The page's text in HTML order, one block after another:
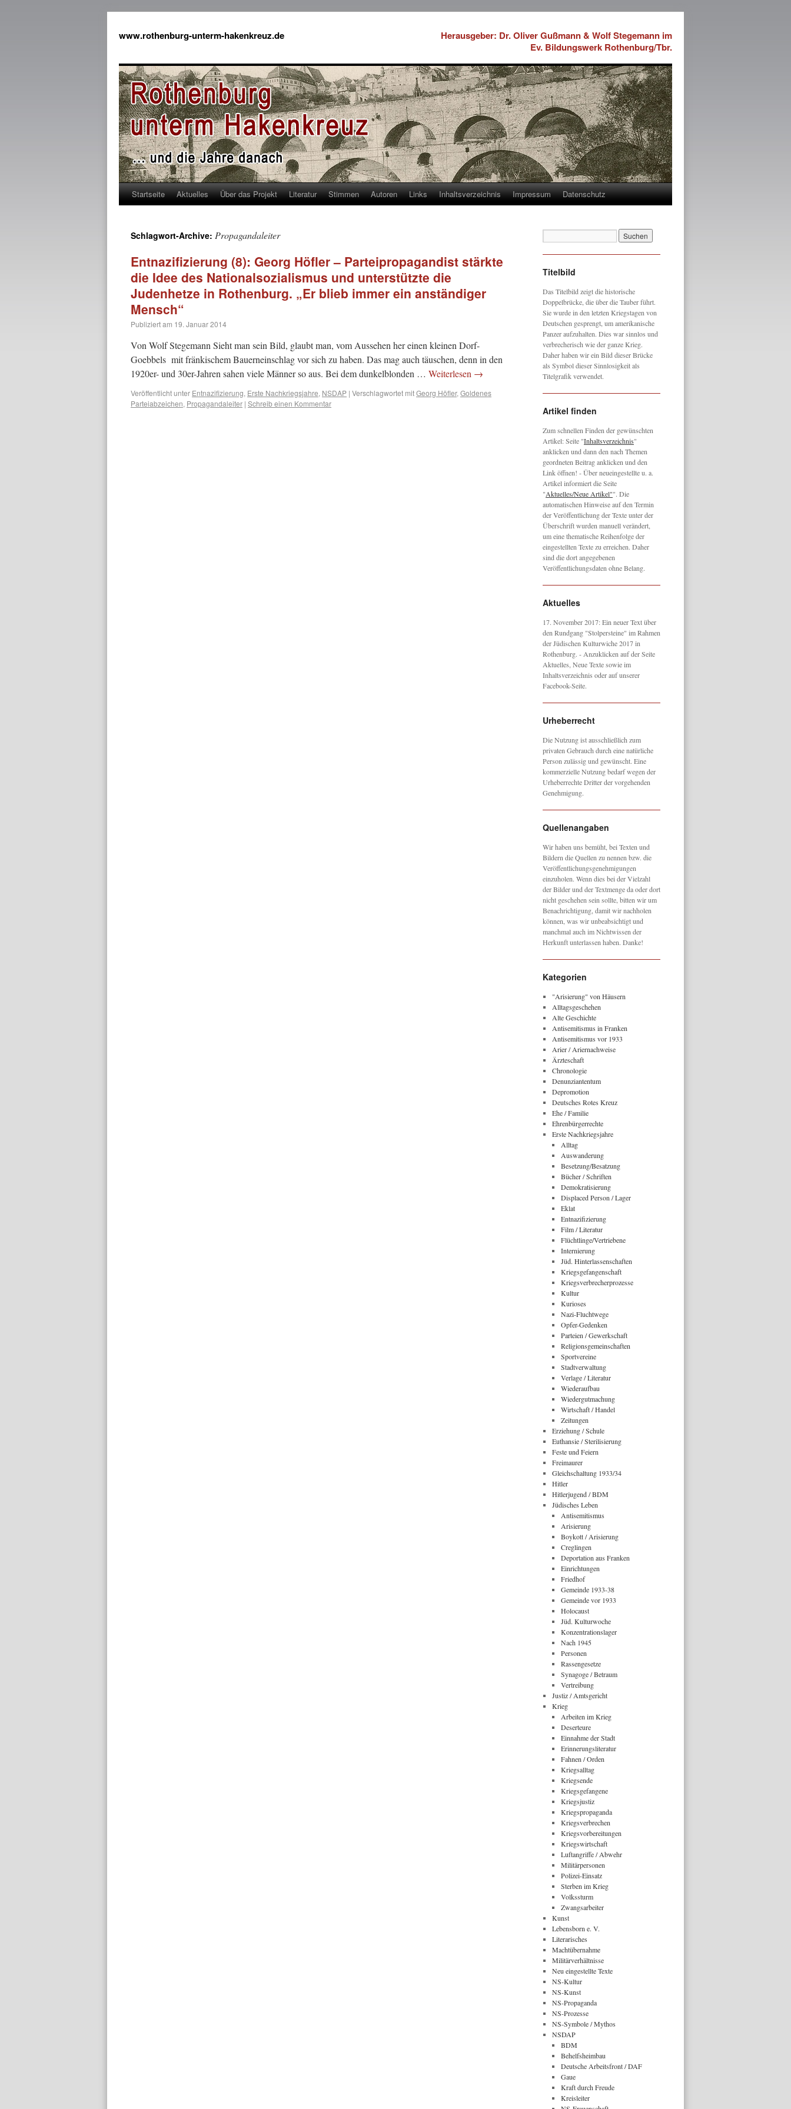
www.rothenburg-unterm-hakenkreuz.de
Herausgeber: Dr. Oliver Gußmann & Wolf Stegemann im
Ev. Bildungswerk Rothenburg/Tbr.
Startseite Aktuelles Über das Projekt Literatur Stimmen Autoren Links Inhaltsverzeichnis Impressum Datenschutz
Schlagwort-Archive: Propagandaleiter
Entnazifizierung (8): Georg Höfler – Parteipropagandist stärkte
die Idee des Nationalsozialismus und unterstützte die
Judenhetze in Rothenburg. „Er blieb immer ein anständiger
Mensch“
Publiziert am 19. Januar 2014
Von Wolf Stegemann Sieht man sein Bild, glaubt man, vom Aussehen her einen kleinen Dorf-
Goebbels mit fränkischem Bauerneinschlag vor sich zu haben. Das mag auch täuschen, denn in den
1920er- und 30er-Jahren sahen viele Männer so aus. Bei dem dunkelblonden … Weiterlesen →
Veröffentlicht unter Entnazifizierung, Erste Nachkriegsjahre, NSDAP | Verschlagwortet mitGeorg Höfler, Goldenes
Parteiabzeichen, Propagandaleiter | Schreib einen Kommentar
Titelbild
Das Titelbild zeigt die historische
Doppelbrücke, die über die Tauber führt.
Sie wurde in den letzten Kriegstagen von
Deutschen gesprengt, um amerikanische
Panzer aufzuhalten. Dies war sinnlos und
verbrecherisch wie der ganze Krieg.
Daher haben wir ein Bild dieser Brücke
als Symbol dieser Sinnlosigkeit als
Titelgrafik verwendet.
Artikel finden
Zum schnellen Finden der gewünschten
Artikel: Seite "Inhaltsverzeichnis"
anklicken und dann den nach Themen
geordneten Beitrag anklicken und den
Link öffnen! - Über neueingestellte u. a.
Artikel informiert die Seite
"Aktuelles/Neue Artikel"". Die
automatischen Hinweise auf den Termin
der Veröffentlichung der Texte unter der
Überschrift wurden manuell verändert,
um eine thematische Reihenfolge der
eingestellten Texte zu erreichen. Daher
sind die dort angegebenen
Veröffentlichungsdaten ohne Belang.
Aktuelles
17. November 2017: Ein neuer Text über
den Rundgang "Stolpersteine" im Rahmen
der Jüdischen Kulturwiche 2017 in
Rothenburg. - Anzuklicken auf der Seite
Aktuelles, Neue Texte sowie im
Inhaltsverzeichnis oder auf unserer
Facebook-Seite.
Urheberrecht
Die Nutzung ist ausschließlich zum
privaten Gebrauch durch eine natürliche
Person zulässig und gewünscht. Eine
kommerzielle Nutzung bedarf wegen der
Urheberrechte Dritter der vorgehenden
Genehmigung.
Quellenangaben
Wir haben uns bemüht, bei Texten und
Bildern die Quellen zu nennen bzw. die
Veröffentlichungsgenehmigungen
einzuholen. Wenn dies bei der Vielzahl
der Bilder und der Textmenge da oder dort
nicht geschehen sein sollte, bitten wir um
Benachrichtigung, damit wir nachholen
können, was wir unbeabsichtigt und
manchmal auch im Nichtwissen der
Herkunft unterlassen haben. Danke!
Kategorien
"Arisierung" von Häusern
Alltagsgeschehen
Alte Geschichte
Antisemitismus in Franken
Antisemitismus vor 1933
Arier / Ariernachweise
Ärzteschaft
Chronologie
Denunziantentum
Depromotion
Deutsches Rotes Kreuz
Ehe / Familie
Ehrenbürgerrechte
Erste Nachkriegsjahre
Alltag
Auswanderung
Besetzung/Besatzung
Bücher / Schriften
Demokratisierung
Displaced Person / Lager
Eklat
Entnazifizierung
Film / Literatur
Flüchtlinge/Vertriebene
Internierung
Jüd. Hinterlassenschaften
Kriegsgefangenschaft
Kriegsverbrecherprozesse
Kultur
Kurioses
Nazi-Fluchtwege
Opfer-Gedenken
Parteien / Gewerkschaft
Religionsgemeinschaften
Sportvereine
Stadtverwaltung
Verlage / Literatur
Wiederaufbau
Wiedergutmachung
Wirtschaft / Handel
Zeitungen
Erziehung / Schule
Euthansie / Sterilisierung
Feste und Feiern
Freimaurer
Gleichschaltung 1933/34
Hitler
Hitlerjugend / BDM
Jüdisches Leben
Antisemitismus
Arisierung
Boykott / Arisierung
Creglingen
Deportation aus Franken
Einrichtungen
Friedhof
Gemeinde 1933-38
Gemeinde vor 1933
Holocaust
Jüd. Kulturwoche
Konzentrationslager
Nach 1945
Personen
Rassengesetze
Synagoge / Betraum
Vertreibung
Justiz / Amtsgericht
Krieg
Arbeiten im Krieg
Deserteure
Einnahme der Stadt
Erinnerungsliteratur
Fahnen / Orden
Kriegsalltag
Kriegsende
Kriegsgefangene
Kriegsjustiz
Kriegspropaganda
Kriegsverbrechen
Kriegsvorbereitungen
Kriegswirtschaft
Luftangriffe / Abwehr
Militärpersonen
Polizei-Einsatz
Sterben im Krieg
Volkssturm
Zwangsarbeiter
Kunst
Lebensborn e. V.
Literarisches
Machtübernahme
Militärverhältnisse
Neu eingestellte Texte
NS-Kultur
NS-Kunst
NS-Propaganda
NS-Prozesse
NS-Symbole / Mythos
NSDAP
BDM
Behelfsheimbau
Deutsche Arbeitsfront / DAF
Gaue
Kraft durch Freude
Kreisleiter